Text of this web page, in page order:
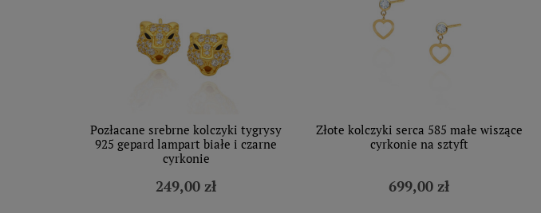
Pozłacane srebrne kolczyki tygrysy
925 gepard lampart białe i czarne
cyrkonie
249,00 zł
Złote kolczyki serca 585 małe wiszące
cyrkonie na sztyft
699,00 zł